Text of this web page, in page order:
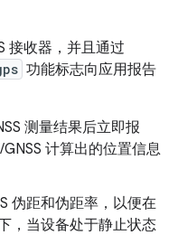
接收器，并且通过
功能标志向应用报告
测量结果后立即报
计算出的位置信息
伪距和伪距率，以便在
，当设备处于静止状态